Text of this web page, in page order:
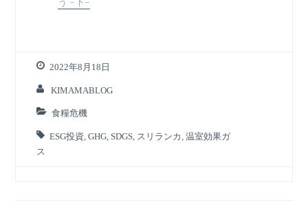
2022年8月18日
KIMAMABLOG
食糧危機
ESG投資 ,GHG SDGS スリランカ ,温室効果ガ
ス